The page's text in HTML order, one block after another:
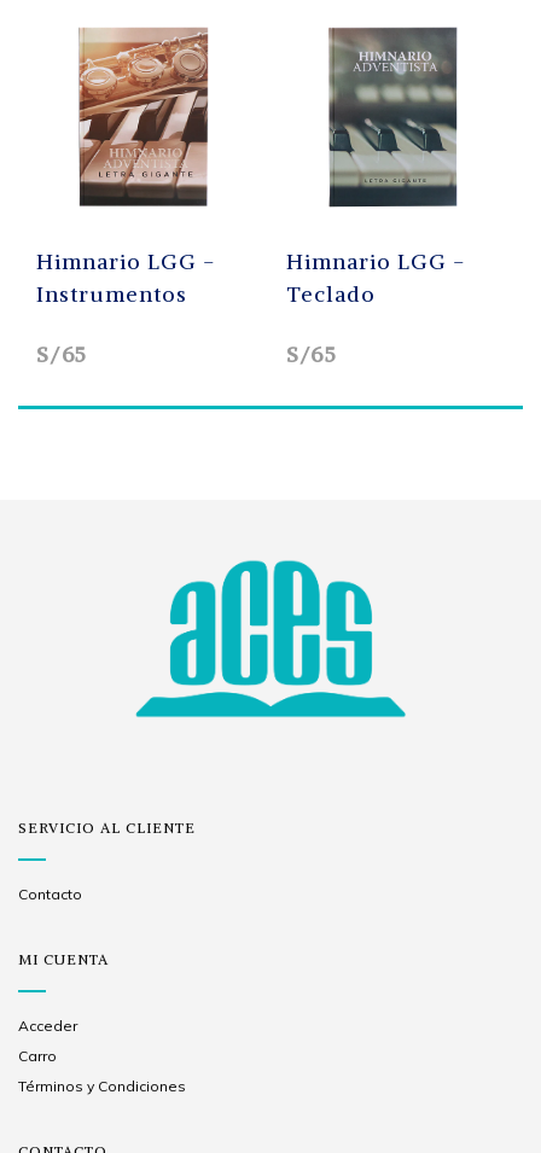
Himnario LGG -
Instrumentos
S/65
Himnario LGG -
Teclado
S/65
SERVICIO AL CLIENTE
Contacto
MI CUENTA
Acceder
Carro
Términos y Condiciones